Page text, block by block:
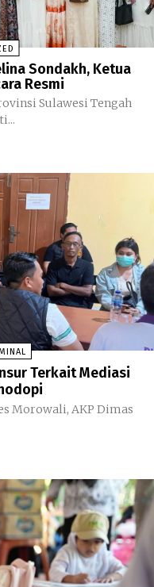
Sondakh, Ketua
Resmi
Sulawesi Tengah
Terkait Mediasi
Morowali, AKP Dimas